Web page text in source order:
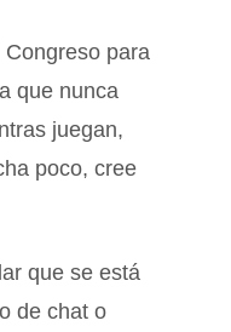
para
que nunca
juegan,
poco, cree
que se está
de chat o